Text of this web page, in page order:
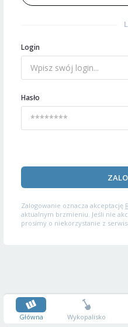
Login
Hasło
Zalogowanie oznacza akceptację
aktualnym brzmieniu. Jeśli nie
prosimy o niekorzystanie z
Główna Wykopalisko